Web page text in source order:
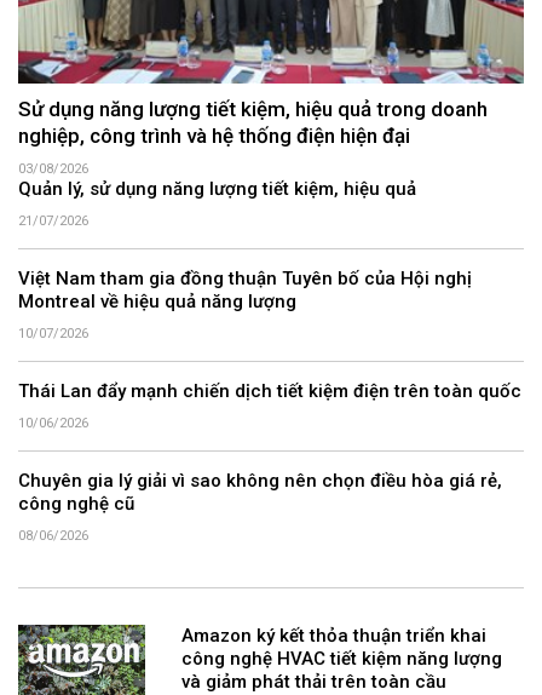
Sử dụng năng lượng tiết kiệm, hiệu quả trong doanh
nghiệp, công trình và hệ thống điện hiện đại
03/08/2026
Quản lý, sử dụng năng lượng tiết kiệm, hiệu quả
21/07/2026
Việt Nam tham gia đồng thuận Tuyên bố của Hội nghị
Montreal về hiệu quả năng lượng
10/07/2026
Thái Lan đẩy mạnh chiến dịch tiết kiệm điện trên toàn quốc
10/06/2026
Chuyên gia lý giải vì sao không nên chọn điều hòa giá rẻ,
công nghệ cũ
08/06/2026
Amazon ký kết thỏa thuận triển khai
công nghệ HVAC tiết kiệm năng lượng
và giảm phát thải trên toàn cầu